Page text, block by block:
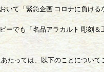
いて「緊急企画 コロナに負け
ーでも「名品アラカルト 彫刻
たっては、以下のことについて